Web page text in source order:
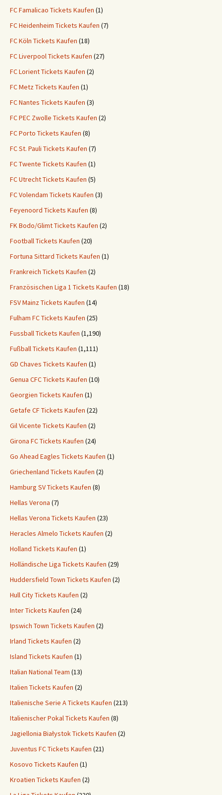
FC Famalicao Tickets Kaufen (1)
FC Heidenheim Tickets Kaufen (7)
FC Köln Tickets Kaufen (18)
FC Liverpool Tickets Kaufen (27)
FC Lorient Tickets Kaufen (2)
FC Metz Tickets Kaufen (1)
FC Nantes Tickets Kaufen (3)
FC PEC Zwolle Tickets Kaufen (2)
FC Porto Tickets Kaufen (8)
FC St. Pauli Tickets Kaufen (7)
FC Twente Tickets Kaufen (1)
FC Utrecht Tickets Kaufen (5)
FC Volendam Tickets Kaufen (3)
Feyenoord Tickets Kaufen (8)
FK Bodo/Glimt Tickets Kaufen (2)
Football Tickets Kaufen (20)
Fortuna Sittard Tickets Kaufen (1)
Frankreich Tickets Kaufen (2)
Französischen Liga 1 Tickets Kaufen (18)
FSV Mainz Tickets Kaufen (14)
Fulham FC Tickets Kaufen (25)
Fussball Tickets Kaufen (1,190)
Fußball Tickets Kaufen (1,111)
GD Chaves Tickets Kaufen (1)
Genua CFC Tickets Kaufen (10)
Georgien Tickets Kaufen (1)
Getafe CF Tickets Kaufen (22)
Gil Vicente Tickets Kaufen (2)
Girona FC Tickets Kaufen (24)
Go Ahead Eagles Tickets Kaufen (1)
Griechenland Tickets Kaufen (2)
Hamburg SV Tickets Kaufen (8)
Hellas Verona (7)
Hellas Verona Tickets Kaufen (23)
Heracles Almelo Tickets Kaufen (2)
Holland Tickets Kaufen (1)
Holländische Liga Tickets Kaufen (29)
Huddersfield Town Tickets Kaufen (2)
Hull City Tickets Kaufen (2)
Inter Tickets Kaufen (24)
Ipswich Town Tickets Kaufen (2)
Irland Tickets Kaufen (2)
Island Tickets Kaufen (1)
Italian National Team (13)
Italien Tickets Kaufen (2)
Italienische Serie A Tickets Kaufen (213)
Italienischer Pokal Tickets Kaufen (8)
Jagiellonia Białystok Tickets Kaufen (2)
Juventus FC Tickets Kaufen (21)
Kosovo Tickets Kaufen (1)
Kroatien Tickets Kaufen (2)